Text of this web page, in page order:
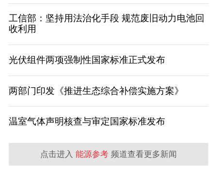
工信部：坚持用法治化手段 规范废旧动力电池回
收利用
光伏组件两项强制性国家标准正式发布
两部门印发《推进生态综合补偿实施方案》
温室气体声明核查与审定国家标准发布
点击进入 能源参考 频道查看更多新闻